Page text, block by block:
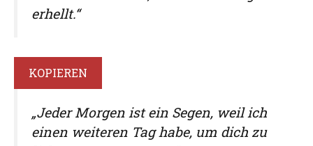
erhellt.“
KOPIEREN
„Jeder Morgen ist ein Segen, weil ich
einen weiteren Tag habe, um dich zu